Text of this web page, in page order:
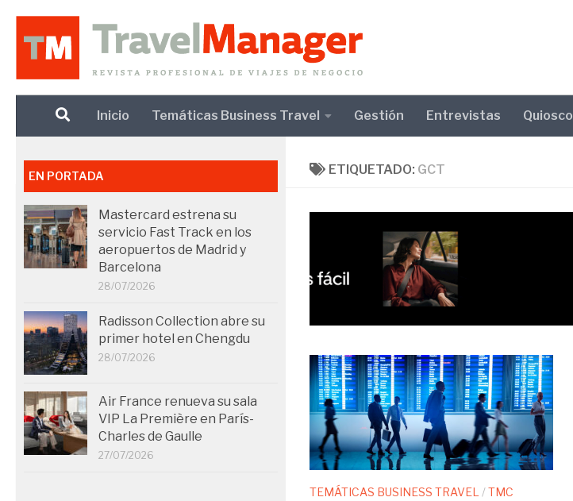
Debajo del contenido
Inicio Temáticas Business Travel Gestión Entrevistas Quiosco
ETIQUETADO: GCT
TEMÁTICAS BUSINESS TRAVEL /TMC
EN PORTADA
Mastercard estrena su
servicio Fast Track en los
aeropuertos de Madrid y
Barcelona
28/07/2026
Radisson Collection abre su
primer hotel en Chengdu
28/07/2026
Air France renueva su sala
VIP La Première en París-
Charles de Gaulle
27/07/2026